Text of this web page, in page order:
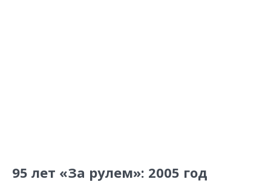
95 лет «За рулем»: 2005 год